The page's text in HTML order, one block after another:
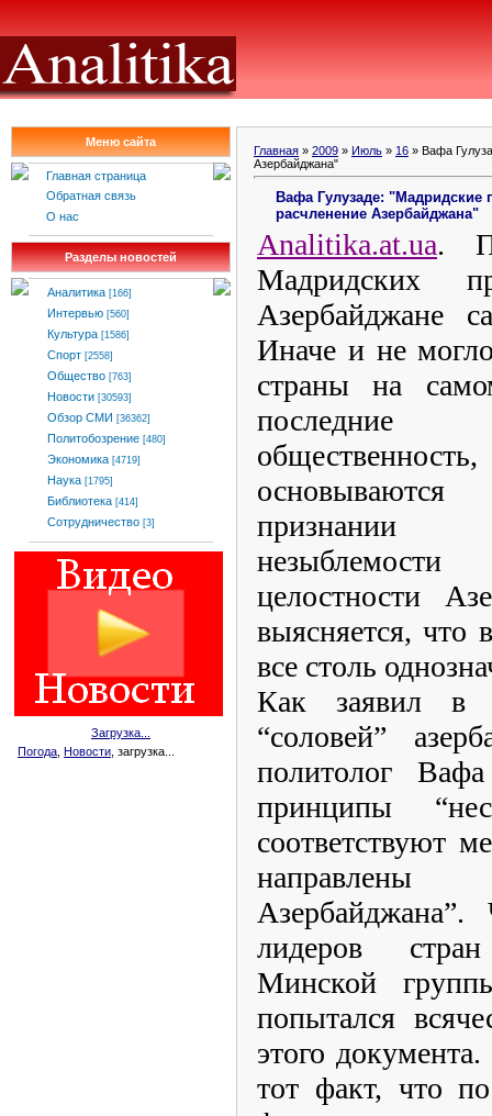
Меню сайта
Главная страница
Обратная связь
О нас
Разделы новостей
Аналитика [166]
Интервью [560]
Культура [1586]
Спорт [2558]
Общество [763]
Новости [30593]
Обзор СМИ [36362]
Политобозрение [480]
Экономика [4719]
Наука [1795]
Библиотека [414]
Сотрудничество [3]
Загрузка...
Погода Новости , загрузка...
Главная » 2009 » Июль » 16 » Вафа
Азербайджана"
Вафа Гулузаде:
расчленение Азербайджана"
Analitika.at.ua.
Мадридских
Азербайджане
Иначе и не
страны на
признании
целостности
выясняется, что
все столь
Как заявил в
“соловей”
политолог
принципы
соответствуют
Азербайджана”.
лидеров
Минской
попытался
этого
тот факт, что